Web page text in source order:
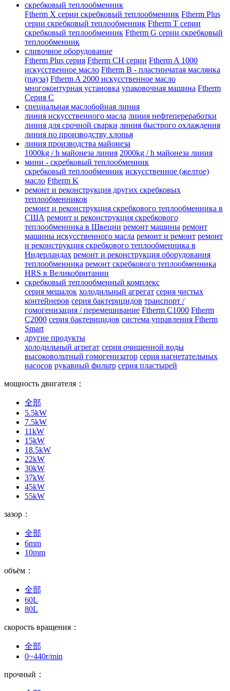
скребковый теплообменник
Ftherm X серии скребковый теплообменник Ftherm Plus
серии скребковый теплообменник Ftherm T серии
скребковый теплообменник Ftherm G серии скребковый
теплообменник
сливочное оборудование
Ftherm Plus серия Ftherm CH серии Ftherm A 1000
искусственное масло Ftherm B - пластинчатая маслянка
(пауза) Ftherm A 2000 искусственное масло
многоконтурная установка упаковочная машина Ftherm
Серия C
специальная маслобойная линия
линия искусственного масла линия нефтепереработки
линия для срочной сварки линия быстрого охлаждения
линия по производству хлопья
линия производства майонеза
1000kg / h майонеза линия 2000kg / h майонеза линия
мини - скребковый теплообменник
скребковый теплообменник искусственное (желтое)
масло Ftherm K
ремонт и реконструкция других скребковых
теплообменников
ремонт и реконструкция скребкового теплообменника в
США ремонт и реконструкция скребкового
теплообменника в Швеции ремонт машины ремонт
машины искусственного масла ремонт и ремонт ремонт
и реконструкция скребкового теплообменника в
Нидерландах ремонт и реконструкция оборудования
теплообменника ремонт скребкового теплообменника
HRS в Великобритании
скребковый теплообменный комплекс
серия мешалок холодильный агрегат серия чистых
контейнеров серия бактерицидов транспорт /
гомогенизация / перемешивание Ftherm C1000 Ftherm
C2000 серия бактерицидов система управления Ftherm
Smart
другие продукты
холодильный агрегат серия очищенной воды
высоковольтный гомогенизатор серия нагнетательных
насосов рукавный фильтр серия пластырей
мощность двигателя：
全部
5.5kW
7.5kW
11kW
15kW
18.5kW
22kW
30kW
37kW
45kW
55kW
зазор：
全部
6mm
10mm
объём：
全部
60L
80L
скорость вращения：
全部
0~440r/min
прочный：